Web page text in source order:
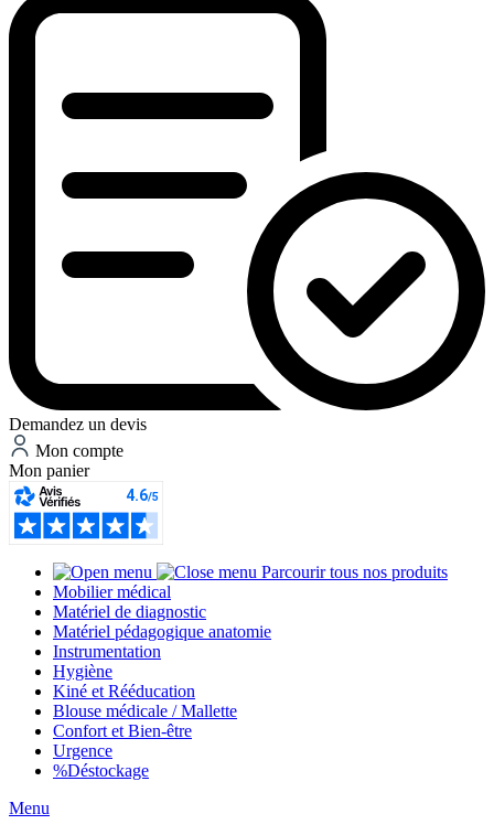
Demandez un devis
Mon compte
Mon panier
Parcourir tous nos produits
Mobilier médical
Matériel de diagnostic
Matériel pédagogique anatomie
Instrumentation
Hygiène
Kiné et Rééducation
Blouse médicale / Mallette
Confort et Bien-être
Urgence
%Déstockage
Menu